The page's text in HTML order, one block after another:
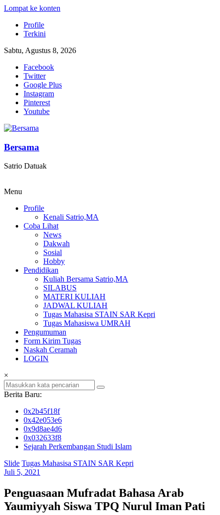
Lompat ke konten
Profile
Terkini
Sabtu, Agustus 8, 2026
Facebook
Twitter
Google Plus
Instagram
Pinterest
Youtube
Bersama
Satrio Datuak
Menu
Profile
Kenali Satrio,MA
Coba Lihat
News
Dakwah
Sosial
Hobby
Pendidikan
Kuliah Bersama Satrio,MA
SILABUS
MATERI KULIAH
JADWAL KULIAH
Tugas Mahasisa STAIN SAR Kepri
Tugas Mahasiswa UMRAH
Pengumuman
Form Kirim Tugas
Naskah Ceramah
LOGIN
×
Berita Baru:
0x2b45f18f
0x42e053e6
0x9d8ae4d6
0x032633f8
Sejarah Perkembangan Studi Islam
Slide Tugas Mahasisa STAIN SAR Kepri
Juli 5, 2021
Penguasaan Mufradat Bahasa Arab
Yaumiyyah Siswa TPQ Nurul Iman Pati